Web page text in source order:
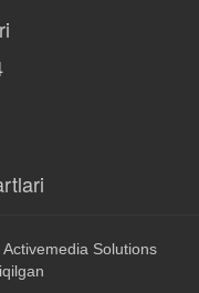
Activemedia Solutions